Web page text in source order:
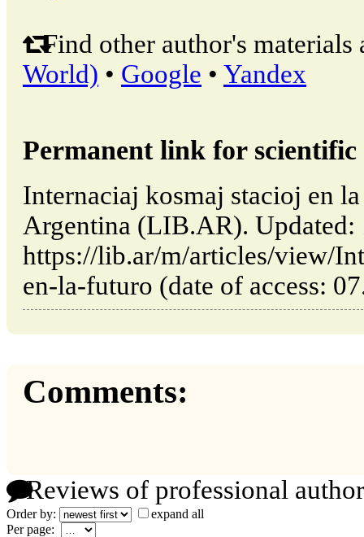
Find other author's materials
World) • Google • Yandex
Permanent link for
Internaciaj kosmaj stacioj en
Argentina (LIB.AR). Updated:
https://lib.ar/m/articles/view/
en-la-futuro (date of access:
Comments:
Reviews of professional
Order by:
expand all
Per page: